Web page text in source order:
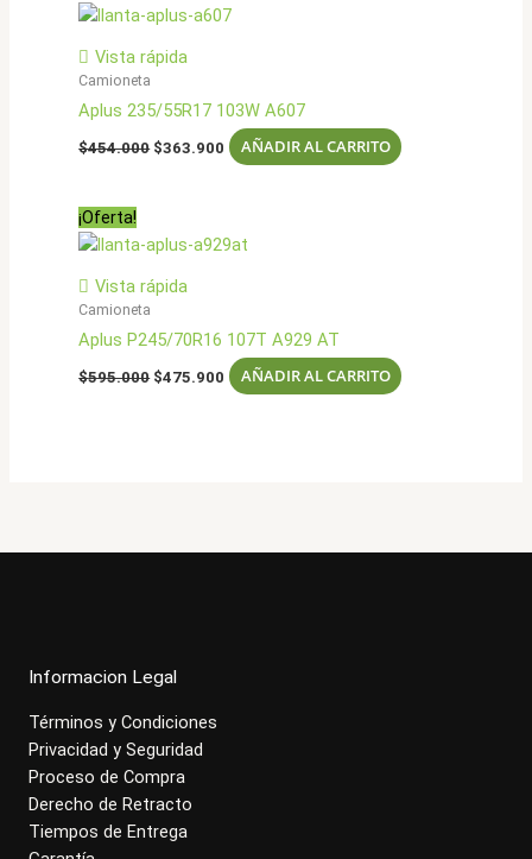
Vista rápida
Camioneta
Aplus 235/55R17 103W A607
$454.000 El
$363.900 El
precio
AÑADIR AL CARRITO
¡Oferta!
Vista rápida
Camioneta
Aplus P245/70R16 107T A929 AT
$595.000 El
$475.900 El
precio
AÑADIR AL CARRITO
Informacion Legal
Términos y Condiciones
Privacidad y Seguridad
Proceso de Compra
Derecho de Retracto
Tiempos de Entrega